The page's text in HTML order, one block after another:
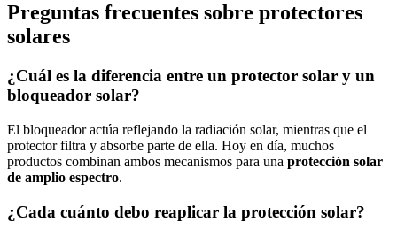
Preguntas frecuentes sobre protectores
solares
¿Cuál es la diferencia entre un protector solar y un
bloqueador solar?
El bloqueador actúa reflejando la radiación solar, mientras que el
protector filtra y absorbe parte de ella. Hoy en día, muchos
productos combinan ambos mecanismos para una protección solar
de amplio espectro.
¿Cada cuánto debo reaplicar la protección solar?